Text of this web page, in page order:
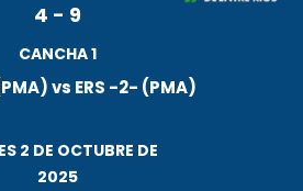
4 - 9
CANCHA 1
vs ERS -2- (PMA)
2 DE OCTUBRE DE
2025